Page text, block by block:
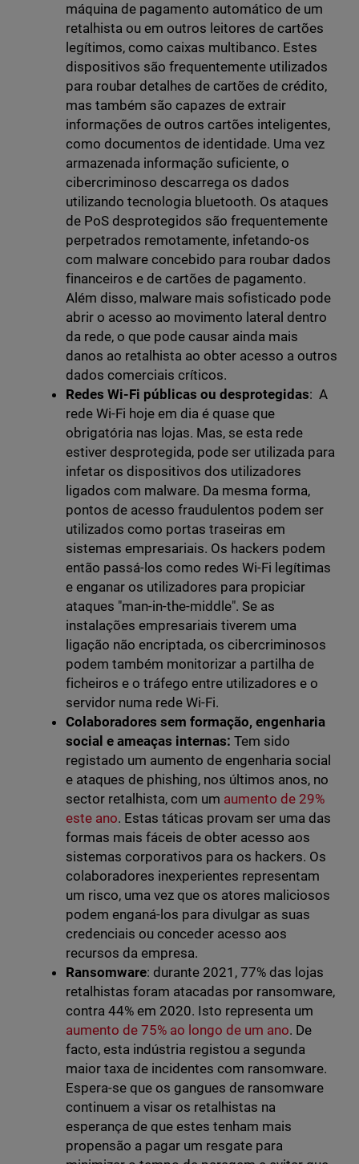
máquina de pagamento automático de um
retalhista ou em outros leitores de cartões
legítimos, como caixas multibanco. Estes
dispositivos são frequentemente utilizados
para roubar detalhes de cartões de crédito,
mas também são capazes de extrair
informações de outros cartões inteligentes,
como documentos de identidade. Uma vez
armazenada informação suficiente, o
cibercriminoso descarrega os dados
utilizando tecnologia bluetooth. Os ataques
de PoS desprotegidos são frequentemente
perpetrados remotamente, infetando-os
com malware concebido para roubar dados
financeiros e de cartões de pagamento.
Além disso, malware mais sofisticado pode
abrir o acesso ao movimento lateral dentro
da rede, o que pode causar ainda mais
danos ao retalhista ao obter acesso a outros
dados comerciais críticos.
Redes Wi-Fi públicas ou desprotegidas: A
rede Wi-Fi hoje em dia é quase que
obrigatória nas lojas. Mas, se esta rede
estiver desprotegida, pode ser utilizada para
infetar os dispositivos dos utilizadores
ligados com malware. Da mesma forma,
pontos de acesso fraudulentos podem ser
utilizados como portas traseiras em
sistemas empresariais. Os hackers podem
então passá-los como redes Wi-Fi legítimas
e enganar os utilizadores para propiciar
ataques "man-in-the-middle". Se as
instalações empresariais tiverem uma
ligação não encriptada, os cibercriminosos
podem também monitorizar a partilha de
ficheiros e o tráfego entre utilizadores e o
servidor numa rede Wi-Fi.
Colaboradores sem formação, engenharia
social e ameaças internas: Tem sido
registado um aumento de engenharia social
e ataques de phishing, nos últimos anos, no
sector retalhista, com um aumento de 29%
este ano. Estas táticas provam ser uma das
formas mais fáceis de obter acesso aos
sistemas corporativos para os hackers. Os
colaboradores inexperientes representam
um risco, uma vez que os atores maliciosos
podem enganá-los para divulgar as suas
credenciais ou conceder acesso aos
recursos da empresa.
Ransomware: durante 2021, 77% das lojas
retalhistas foram atacadas por ransomware,
contra 44% em 2020. Isto representa um
aumento de 75% ao longo de um ano. De
facto, esta indústria registou a segunda
maior taxa de incidentes com ransomware.
Espera-se que os gangues de ransomware
continuem a visar os retalhistas na
esperança de que estes tenham mais
propensão a pagar um resgate para